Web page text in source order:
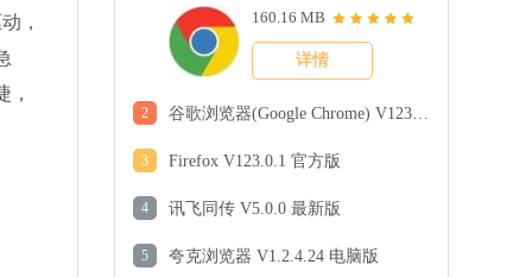
，
，
160.16 MB
详情
2 谷歌浏览器(Google Chrome) V123.0.6312.59 官方正式版
3 Firefox V123.0.1 官方版
4 讯飞同传 V5.0.0 最新版
5 夸克浏览器 V1.2.4.24 电脑版
网易会议
软件大小：97.28 MB
火绒安全软件
软件语言：简体中文
下载